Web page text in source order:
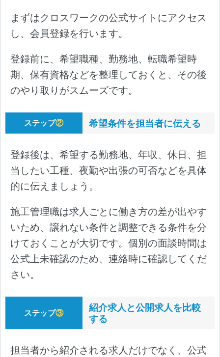
まずはクロスワークの公式サイトにアクセス
し、会員登録を行います。
登録前に、希望職種、勤務地、転職希望時
期、保有資格などを整理しておくと、その後
のやり取りがスムーズです。
ステップ② 希望条件を担当者に伝える
登録後は、希望する勤務地、年収、休日、担
当したい工種、夜勤や出張の可否などを具体
的に伝えましょう。
施工管理職は求人ごとに働き方の差が出やす
いため、譲れない条件と調整できる条件を分
けておくことが大切です。個別の面談時間は
公式上未確認のため、連絡時に確認してくだ
さい。
ステップ③
紹介求人と公開求人を比較
する
担当者から紹介される求人だけでなく、公式